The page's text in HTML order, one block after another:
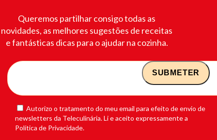
Queremos partilhar consigo todas as
novidades, as melhores sugestões de receitas
e fantásticas dicas para o ajudar na cozinha.
Autorizo o tratamento do meu email para efeito de envio de
newsletters da Teleculinária. Li e aceito expressamente a
Política de Privacidade.